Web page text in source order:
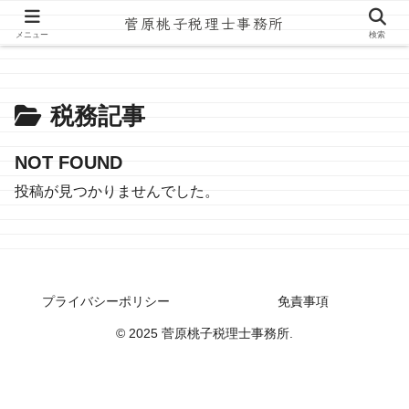
税務記事
税務記事
NOT FOUND
投稿が見つかりませんでした。
プライバシーポリシー 免責事項
© 2025 菅原桃子税理士事務所.
メニュー
菅原桃子税理士事務所
検索